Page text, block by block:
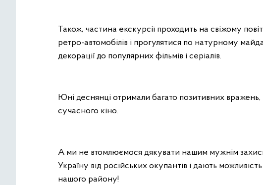
Також, частина екскурсії проходить на свіжому
ретро-автомобілів і прогулятися по натурному
декорації до популярних фільмів і серіалів.
Юні деснянці отримали багато позитивних вражень,
сучасного кіно.
А ми не втомлюємося дякувати нашим мужнім
Україну від російських окупантів і дають
нашого району!